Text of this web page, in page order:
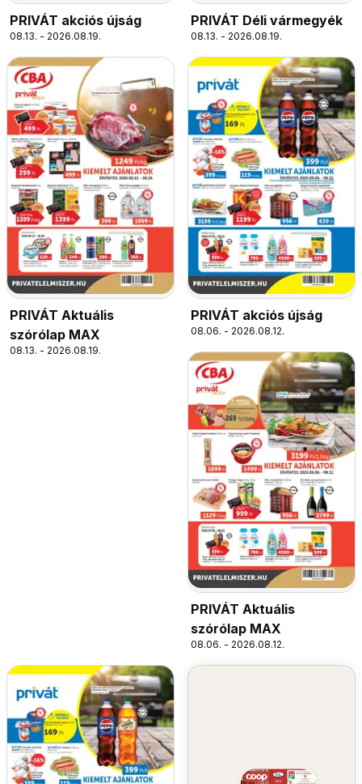
PRIVÁT akciós újság
08.13. - 2026.08.19.
PRIVÁT Déli vármegyék
08.13. - 2026.08.19.
PRIVÁT Aktuális
szórólap MAX
08.13. - 2026.08.19.
PRIVÁT akciós újság
08.06. - 2026.08.12.
PRIVÁT Aktuális
szórólap MAX
08.06. - 2026.08.12.